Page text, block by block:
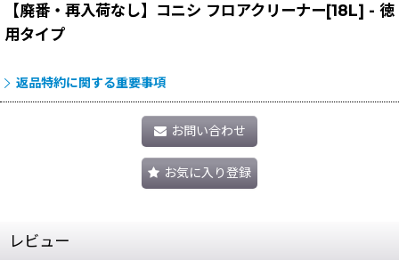
【廃番・再入荷なし】コニシ フロアクリーナー[18L] - 徳
用タイプ
返品特約に関する重要事項
お問い合わせ
お気に入り登録
レビュー